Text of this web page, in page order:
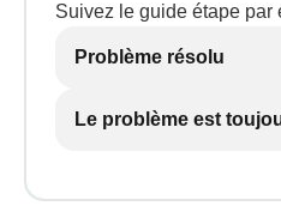
Suivez le guide étape par
Problème résolu
Le problème est